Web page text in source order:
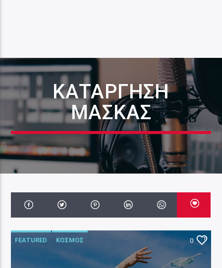
ΚΑΤΑΡΓΗΣΗ
ΜΑΣΚΑΣ
FEATURED ΚΟΣΜΟΣ 0